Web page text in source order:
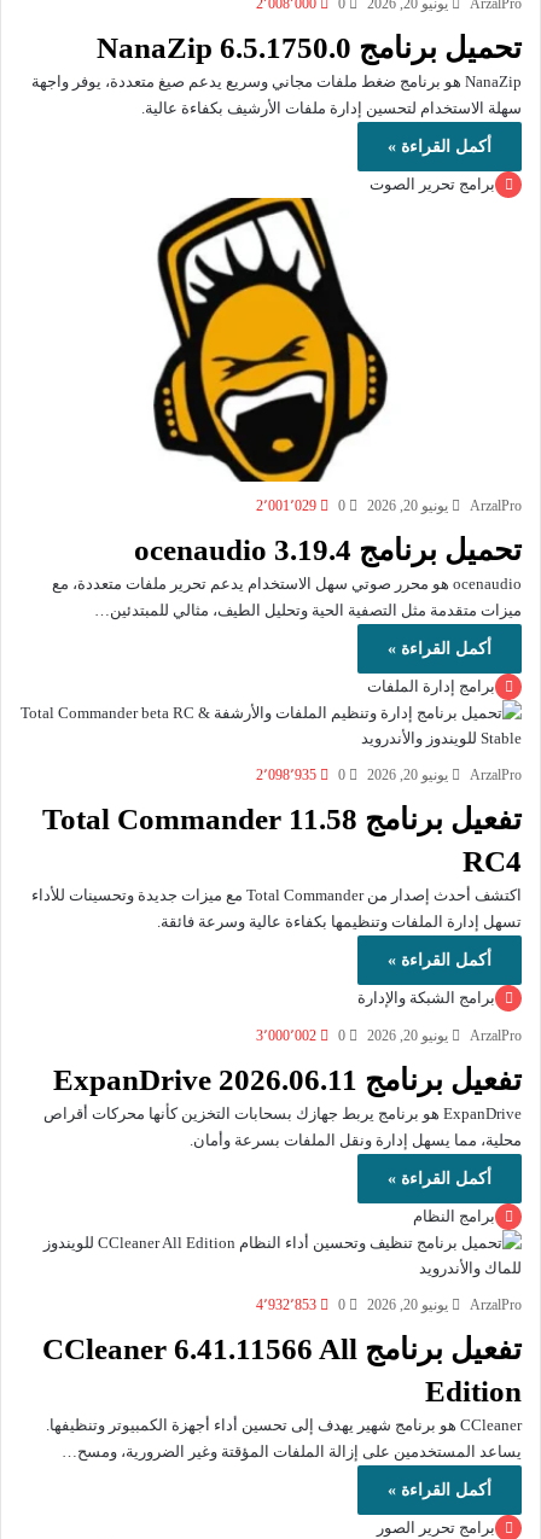
ArzalPro يونيو 20, 2026 0 2٬008٬000
تحميل برنامج NanaZip 6.5.1750.0
NanaZip هو برنامج ضغط ملفات مجاني وسريع يدعم صيغ متعددة، يوفر واجهة
سهلة الاستخدام لتحسين إدارة ملفات الأرشيف بكفاءة عالية.
أكمل القراءة »
برامج تحرير الصوت
ArzalPro يونيو 20, 2026 0 2٬001٬029
تحميل برنامج ocenaudio 3.19.4
ocenaudio هو محرر صوتي سهل الاستخدام يدعم تحرير ملفات متعددة، مع
ميزات متقدمة مثل التصفية الحية وتحليل الطيف، مثالي للمبتدئين…
أكمل القراءة »
برامج إدارة الملفات
ArzalPro يونيو 20, 2026 0 2٬098٬935
تفعيل برنامج Total Commander 11.58
RC4
اكتشف أحدث إصدار من Total Commander مع ميزات جديدة وتحسينات للأداء
تسهل إدارة الملفات وتنظيمها بكفاءة عالية وسرعة فائقة.
أكمل القراءة »
برامج الشبكة والإدارة
ArzalPro يونيو 20, 2026 0 3٬000٬002
تفعيل برنامج ExpanDrive 2026.06.11
ExpanDrive هو برنامج يربط جهازك بسحابات التخزين كأنها محركات أقراص
محلية، مما يسهل إدارة ونقل الملفات بسرعة وأمان.
أكمل القراءة »
برامج النظام
ArzalPro يونيو 20, 2026 0 4٬932٬853
تفعيل برنامج CCleaner 6.41.11566 All
Edition
CCleaner هو برنامج شهير يهدف إلى تحسين أداء أجهزة الكمبيوتر وتنظيفها.
يساعد المستخدمين على إزالة الملفات المؤقتة وغير الضرورية، ومسح…
أكمل القراءة »
برامج تحرير الصور